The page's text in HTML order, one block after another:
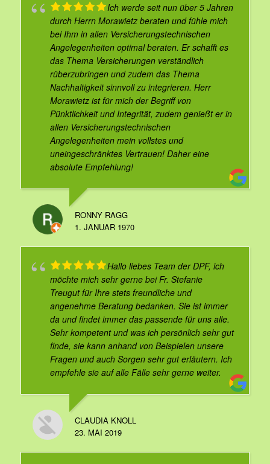
Ich werde seit nun über 5 Jahren
durch Herrn Morawietz beraten und fühle mich
bei Ihm in allen Versicherungstechnischen
Angelegenheiten optimal beraten. Er schafft es
das Thema Versicherungen verständlich
rüberzubringen und zudem das Thema
Nachhaltigkeit sinnvoll zu integrieren. Herr
Morawietz ist für mich der Begriff von
Pünktlichkeit und Integrität, zudem genießt er in
allen Versicherungstechnischen
Angelegenheiten mein vollstes und
uneingeschränktes Vertrauen! Daher eine
absolute Empfehlung!
RONNY RAGG
1. JANUAR 1970
Hallo liebes Team der DPF, ich
möchte mich sehr gerne bei Fr. Stefanie
Treugut für Ihre stets freundliche und
angenehme Beratung bedanken. Sie ist immer
da und findet immer das passende für uns alle.
Sehr kompetent und was ich persönlich sehr gut
finde, sie kann anhand von Beispielen unsere
Fragen und auch Sorgen sehr gut erläutern. Ich
empfehle sie auf alle Fälle sehr gerne weiter.
CLAUDIA KNOLL
23. MAI 2019